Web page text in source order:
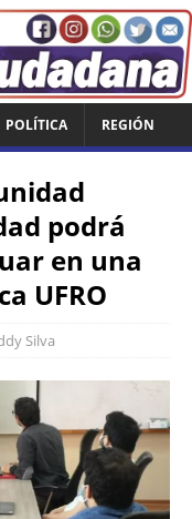
POLÍTICA REGIÓN
podrá
en una
UFRO
Silva